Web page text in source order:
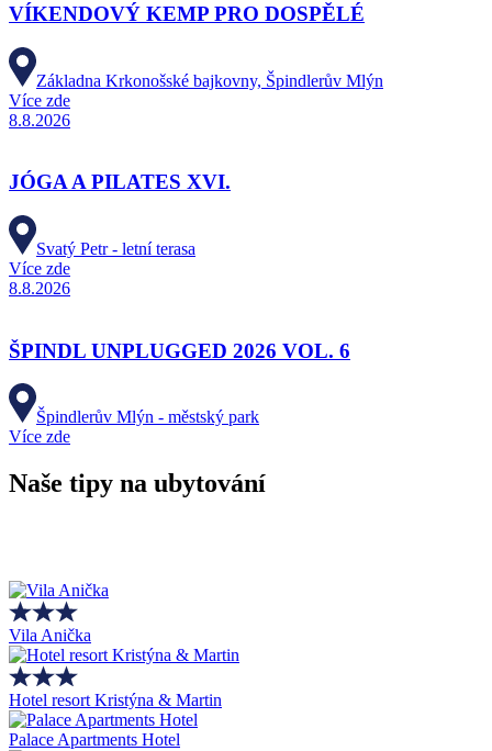
VÍKENDOVÝ KEMP PRO DOSPĚLÉ
Základna Krkonošské bajkovny, Špindlerův Mlýn
Více zde
8.8.2026
JÓGA A PILATES XVI.
Svatý Petr - letní terasa
Více zde
8.8.2026
ŠPINDL UNPLUGGED 2026 VOL. 6
Špindlerův Mlýn - městský park
Více zde
Naše tipy na ubytování
Vila Anička
Hotel resort Kristýna & Martin
Palace Apartments Hotel